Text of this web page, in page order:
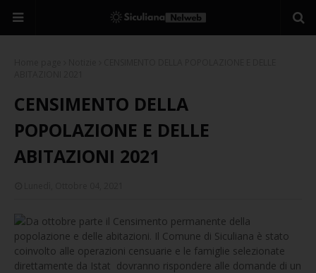
CENSIMENTO DELLA
POPOLAZIONE E DELLE
ABITAZIONI 2021
Da ottobre parte il Censimento permanente della
popolazione e delle abitazioni. Il Comune di Siculiana è stato
coinvolto alle operazioni censuarie e le famiglie selezionate
direttamente da Istat dovranno rispondere alle domande di un